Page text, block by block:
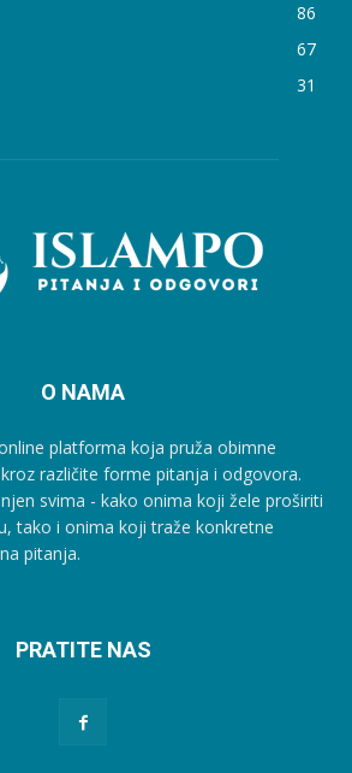
86
67
31
O NAMA
platforma koja pruža obimne
različite forme pitanja i odgovora.
svima - kako onima koji žele proširiti
tako i onima koji traže konkretne
pitanja.
PRATITE NAS